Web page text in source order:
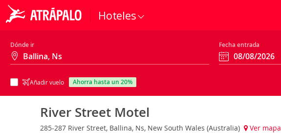
Hoteles
Dónde ir Fecha entrada
Añadir vuelo ahorra hasta un 20%
River Street Motel
285-287 River Street, Ballina, Ns, New South Wales (Australia) Ver mapa